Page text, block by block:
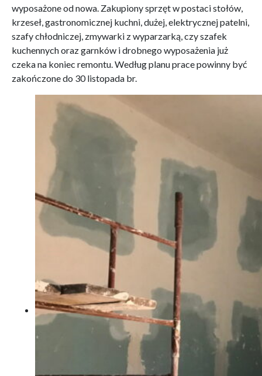
wyposażone od nowa. Zakupiony sprzęt w postaci stołów,
krzeseł, gastronomicznej kuchni, dużej, elektrycznej patelni,
szafy chłodniczej, zmywarki z wyparzarką, czy szafek
kuchennych oraz garnków i drobnego wyposażenia już
czeka na koniec remontu. Według planu prace powinny być
zakończone do 30 listopada br.